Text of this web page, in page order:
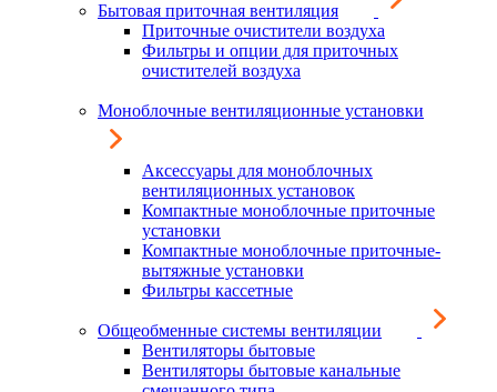
Бытовая приточная вентиляция
Приточные очистители воздуха
Фильтры и опции для приточных
очистителей воздуха
Моноблочные вентиляционные установки
Аксессуары для моноблочных
вентиляционных установок
Компактные моноблочные приточные
установки
Компактные моноблочные приточные-
вытяжные установки
Фильтры кассетные
Общеобменные системы вентиляции
Вентиляторы бытовые
Вентиляторы бытовые канальные